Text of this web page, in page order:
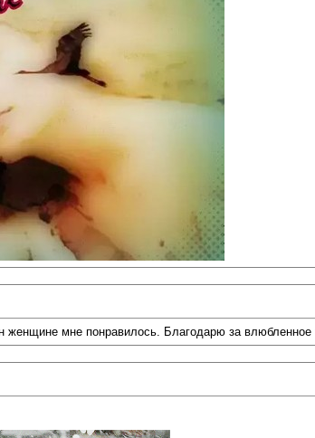
женщине мне понравилось. Благодарю за